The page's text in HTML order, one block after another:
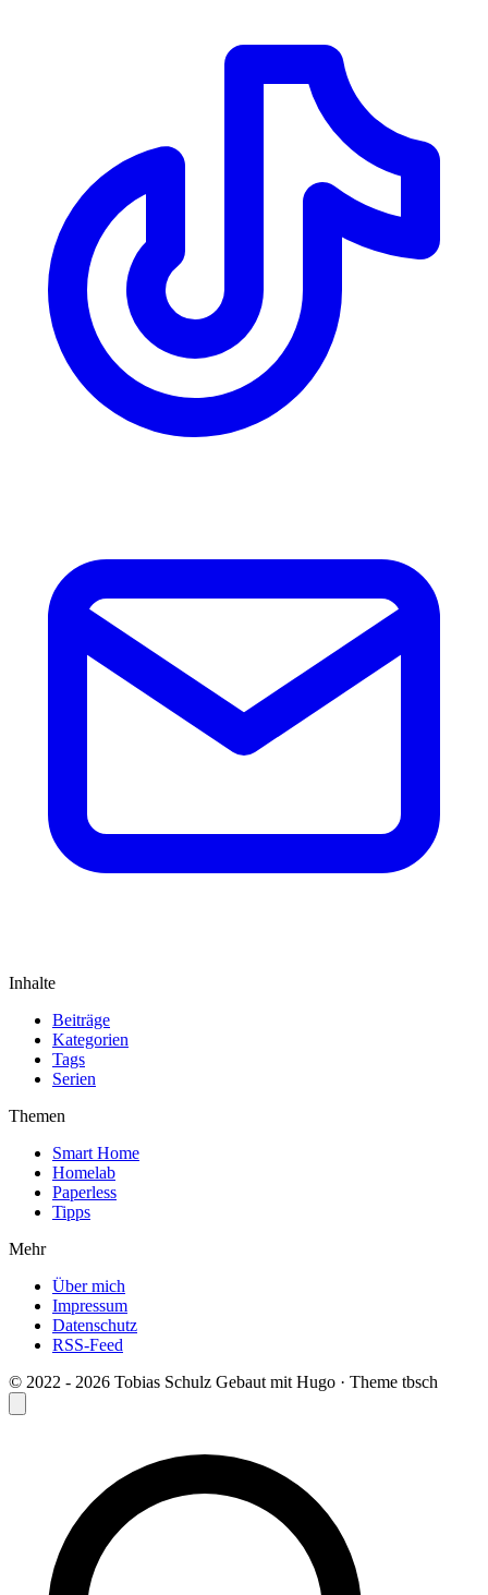
Inhalte
Beiträge
Kategorien
Tags
Serien
Themen
Smart Home
Homelab
Paperless
Tipps
Mehr
Über mich
Impressum
Datenschutz
RSS-Feed
© 2022 - 2026 Tobias Schulz Gebaut mit Hugo · Theme tbsch